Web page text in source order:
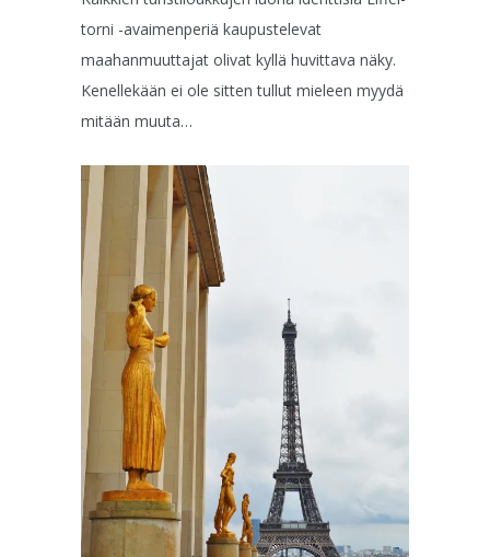
torni -avaimenperiä kaupustelevat
maahanmuuttajat olivat kyllä huvittava näky.
Kenellekään ei ole sitten tullut mieleen myydä
mitään muuta…